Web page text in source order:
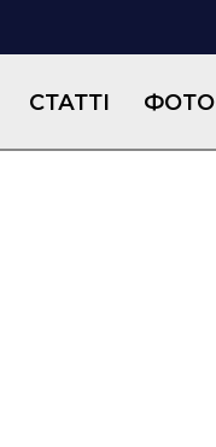
СТАТТІ ФОТО